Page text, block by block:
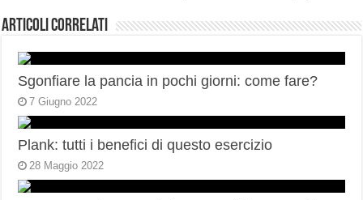
Articoli correlati
Sgonfiare la pancia in pochi giorni: come fare?
7 Giugno 2022
Plank: tutti i benefici di questo esercizio
28 Maggio 2022